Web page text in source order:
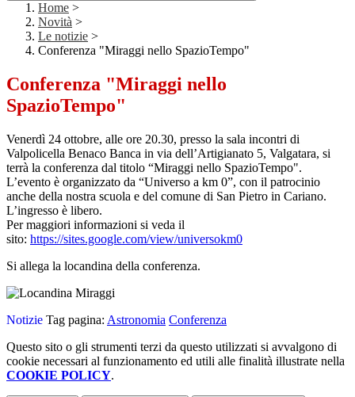
Home >
Novità >
Le notizie >
Conferenza "Miraggi nello SpazioTempo"
Conferenza "Miraggi nello
SpazioTempo"
Venerdì 24 ottobre, alle ore 20.30, presso la sala incontri di
Valpolicella Benaco Banca in via dell’Artigianato 5, Valgatara, si
terrà la conferenza dal titolo “Miraggi nello SpazioTempo".
L’evento è organizzato da “Universo a km 0”, con il patrocinio
anche della nostra scuola e del comune di San Pietro in Cariano.
L’ingresso è libero.
Per maggiori informazioni si veda il
sito: https://sites.google.com/view/universokm0
Si allega la locandina della conferenza.
Notizie Tag pagina: Astronomia Conferenza
Questo sito o gli strumenti terzi da questo utilizzati si avvalgono di
cookie necessari al funzionamento ed utili alle finalità illustrate nella
COOKIE POLICY.